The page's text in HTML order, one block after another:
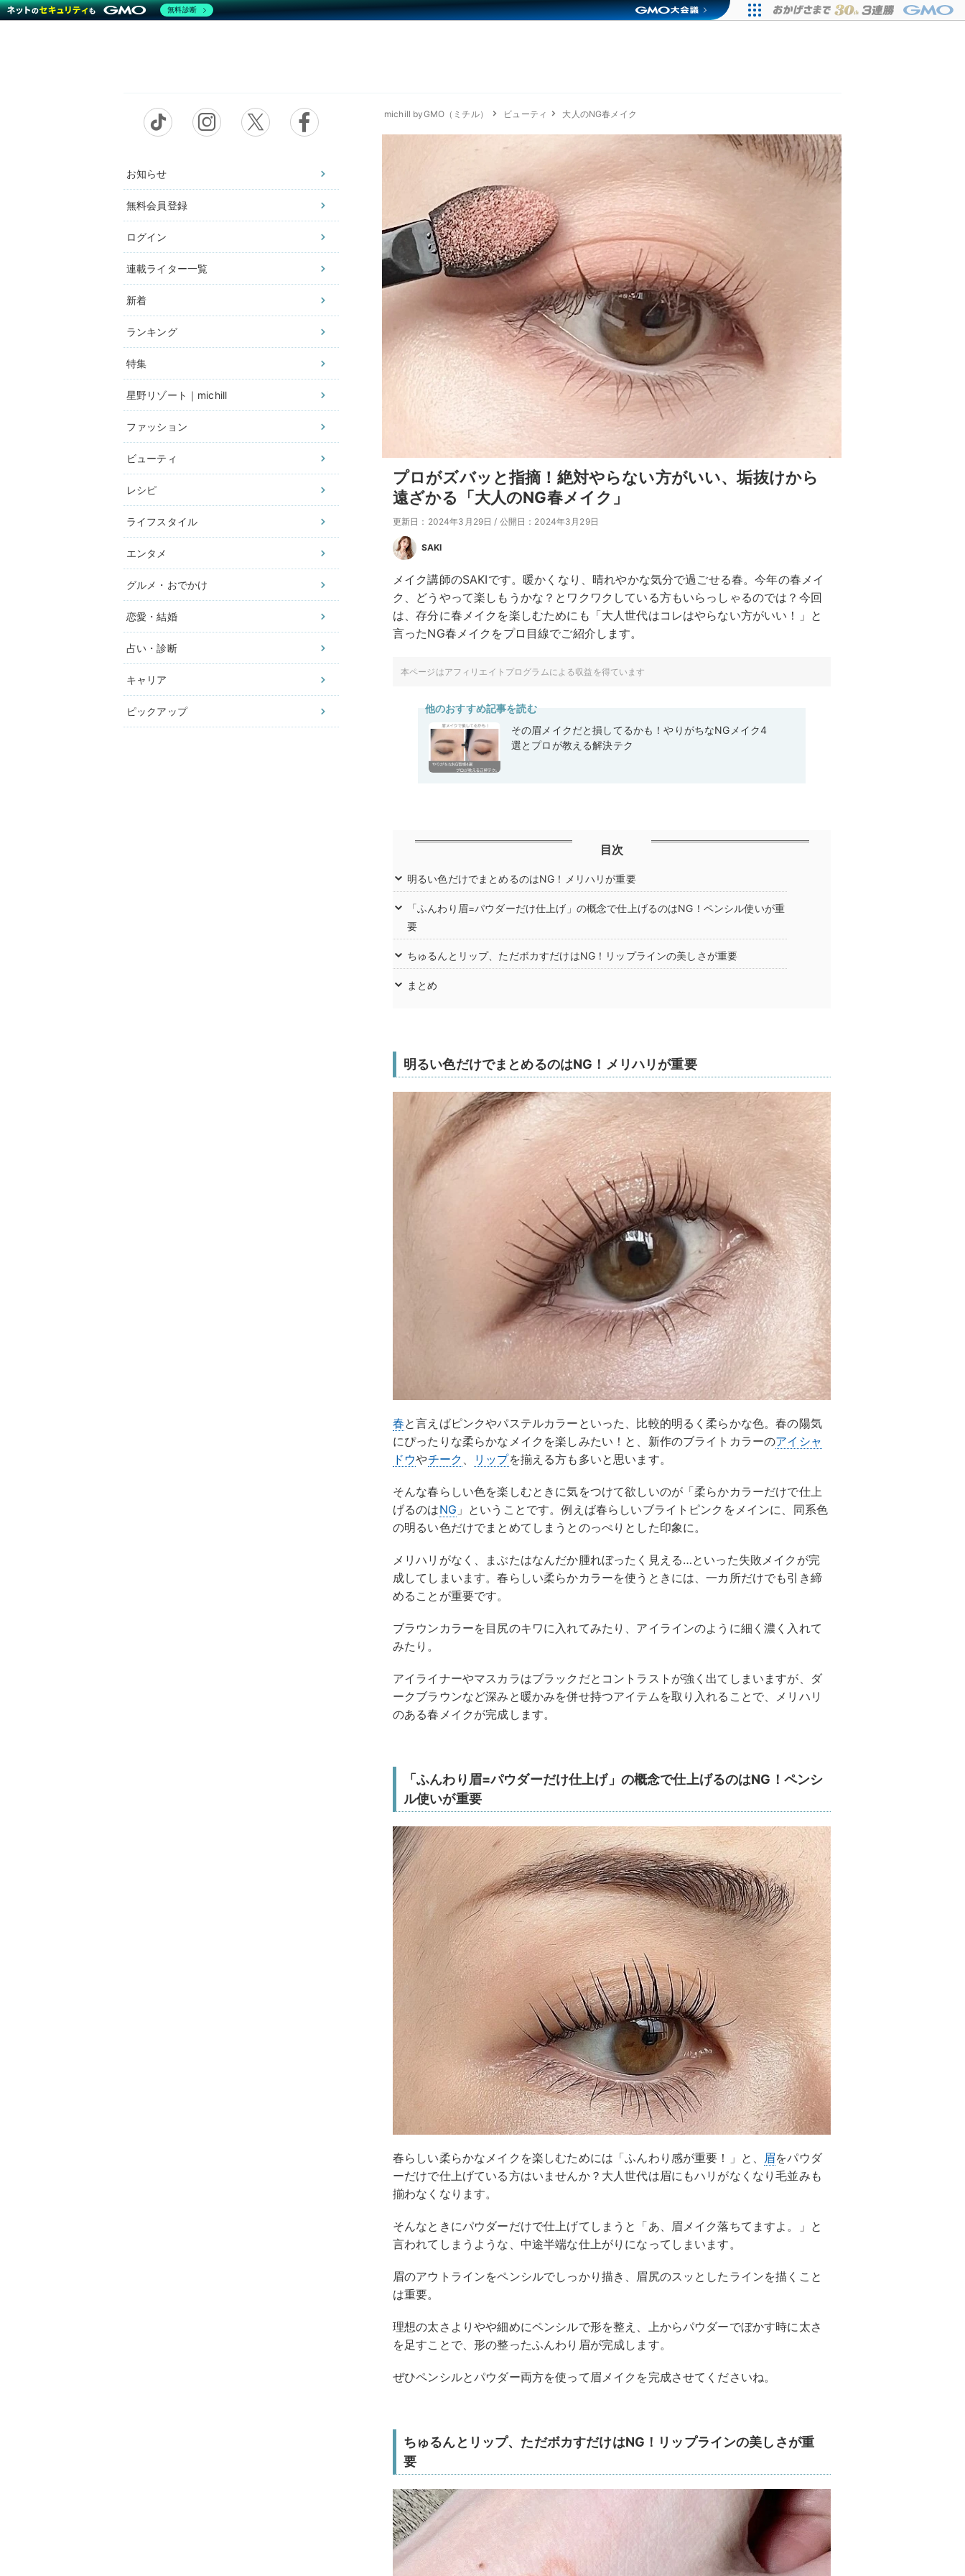
お知らせ
無料会員登録
ログイン
連載ライター一覧
新着
ランキング
特集
星野リゾート｜michill
ファッション
ビューティ
レシピ
ライフスタイル
エンタメ
グルメ・おでかけ
恋愛・結婚
占い・診断
キャリア
ピックアップ
michill byGMO（ミチル） ビューティ 大人のNG春メイク
プロがズバッと指摘！絶対やらない方がいい、垢抜けから
遠ざかる「大人のNG春メイク」
更新日：2024年3月29日 / 公開日：2024年3月29日
SAKI
メイク講師のSAKIです。暖かくなり、晴れやかな気分で過ごせる春。今年の春メイ
ク、どうやって楽しもうかな？とワクワクしている方もいらっしゃるのでは？今回
は、存分に春メイクを楽しむためにも「大人世代はコレはやらない方がいい！」と
言ったNG春メイクをプロ目線でご紹介します。
本ページはアフィリエイトプログラムによる収益を得ています
他のおすすめ記事を読む
その眉メイクだと損してるかも！やりがちなNGメイク4
選とプロが教える解決テク
目次
明るい色だけでまとめるのはNG！メリハリが重要
「ふんわり眉=パウダーだけ仕上げ」の概念で仕上げるのはNG！ペンシル使いが重
要
ちゅるんとリップ、ただボカすだけはNG！リップラインの美しさが重要
まとめ
明るい色だけでまとめるのはNG！メリハリが重要
春と言えばピンクやパステルカラーといった、比較的明るく柔らかな色。春の陽気
にぴったりな柔らかなメイクを楽しみたい！と、新作のブライトカラーのアイシャ
ドウやチーク 、 リップを揃える方も多いと思います。
そんな春らしい色を楽しむときに気をつけて欲しいのが「柔らかカラーだけで仕上
げるのはNG 」ということです。例えば春らしいブライトピンクをメインに、同系色
の明るい色だけでまとめてしまうとのっぺりとした印象に。
メリハリがなく、まぶたはなんだか腫れぼったく見える…といった失敗メイクが完
成してしまいます。春らしい柔らかカラーを使うときには、一カ所だけでも引き締
めることが重要です。
ブラウンカラーを目尻のキワに入れてみたり、アイラインのように細く濃く入れて
みたり。
アイライナーやマスカラはブラックだとコントラストが強く出てしまいますが、ダ
ークブラウンなど深みと暖かみを併せ持つアイテムを取り入れることで、メリハリ
のある春メイクが完成します。
「ふんわり眉=パウダーだけ仕上げ」の概念で仕上げるのはNG！ペンシ
ル使いが重要
春らしい柔らかなメイクを楽しむためには「ふんわり感が重要！」と、 眉をパウダ
ーだけで仕上げている方はいませんか？大人世代は眉にもハリがなくなり毛並みも
揃わなくなります。
そんなときにパウダーだけで仕上げてしまうと「あ、眉メイク落ちてますよ。」と
言われてしまうような、中途半端な仕上がりになってしまいます。
眉のアウトラインをペンシルでしっかり描き、眉尻のスッとしたラインを描くこと
は重要。
理想の太さよりやや細めにペンシルで形を整え、上からパウダーでぼかす時に太さ
を足すことで、形の整ったふんわり眉が完成します。
ぜひペンシルとパウダー両方を使って眉メイクを完成させてくださいね。
ちゅるんとリップ、ただボカすだけはNG！リップラインの美しさが重
要
無料診断